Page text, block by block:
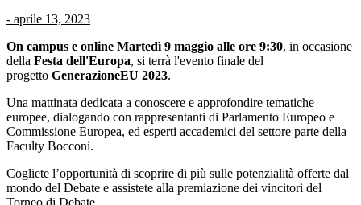
- aprile 13, 2023
On campus e online Martedì 9 maggio alle ore 9:30, in occasione
della Festa dell'Europa, si terrà l'evento finale del
progetto GenerazioneEU 2023.
Una mattinata dedicata a conoscere e approfondire tematiche
europee, dialogando con rappresentanti di Parlamento Europeo e
Commissione Europea, ed esperti accademici del settore parte della
Faculty Bocconi.
Cogliete l’opportunità di scoprire di più sulle potenzialità offerte dal
mondo del Debate e assistete alla premiazione dei vincitori del